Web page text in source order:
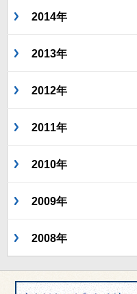
2014年
2013年
2012年
2011年
2010年
2009年
2008年